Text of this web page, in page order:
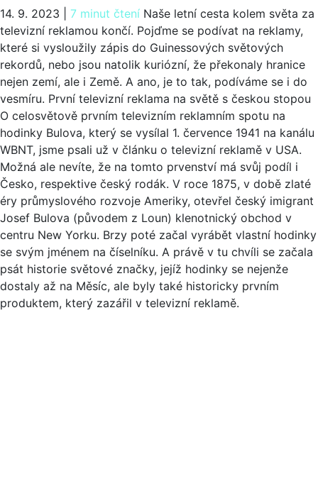
14. 9. 2023 7 minut čtení Naše letní cesta kolem světa za
televizní reklamou končí. Pojďme se podívat na reklamy,
které si vysloužily zápis do Guinessových světových
rekordů, nebo jsou natolik kuriózní, že překonaly hranice
nejen zemí, ale i Země. A ano, je to tak, podíváme se i do
vesmíru. První televizní reklama na světě s českou stopou
O celosvětově prvním televizním reklamním spotu na
hodinky Bulova, který se vysílal 1. července 1941 na kanálu
WBNT, jsme psali už v článku o televizní reklamě v USA.
Možná ale nevíte, že na tomto prvenství má svůj podíl i
Česko, respektive český rodák. V roce 1875, v době zlaté
éry průmyslového rozvoje Ameriky, otevřel český imigrant
Josef Bulova (původem z Loun) klenotnický obchod v
centru New Yorku. Brzy poté začal vyrábět vlastní hodinky
se svým jménem na číselníku. A právě v tu chvíli se začala
psát historie světové značky, jejíž hodinky se nejenže
dostaly až na Měsíc, ale byly také historicky prvním
produktem, který zazářil v televizní reklamě.